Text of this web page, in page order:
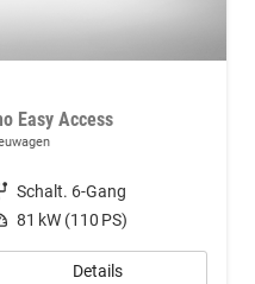
Easy Access
Getriebe Schalt. 6-Gang
81 kW (110 PS)
Details